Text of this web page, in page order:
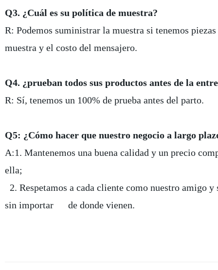
Q3. ¿Cuál es su política de muestra?
R: Podemos suministrar la muestra si tenemos
muestra y el costo del mensajero.
Q4. ¿prueban todos sus productos antes de la
R: Sí, tenemos un 100% de prueba antes del parto.
Q5: ¿Cómo hacer que nuestro negocio a largo
A:1. Mantenemos una buena calidad y un precio
ella;
2. Respetamos a cada cliente como nuestro amigo
sin importar de donde vienen.